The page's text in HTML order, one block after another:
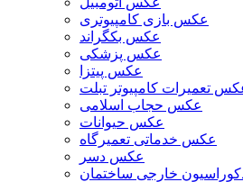
عکس بازی کامپیوتری
عکس بکگراند
عکس پزشکی
عکس پیتزا
تعمیرات کامپیوتر تبلت
عکس حجاب اسلامی
عکس حیوانات
عکس خدماتی تعمیرگاه
عکس دسر
خارجی ساختمان